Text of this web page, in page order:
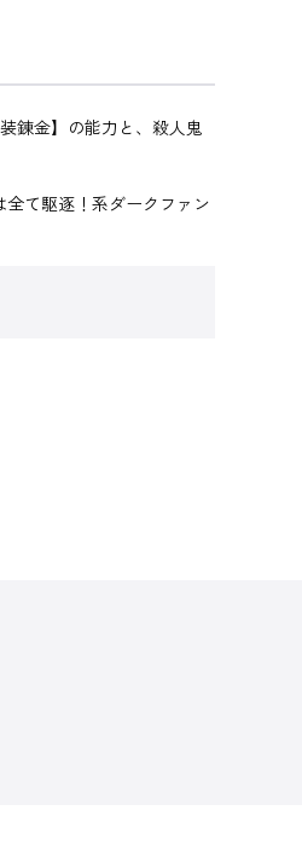
錬金】の能力と、殺人鬼
て駆逐！系ダークファン